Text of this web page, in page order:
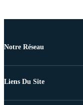
Notre Réseau
Liens Du Site